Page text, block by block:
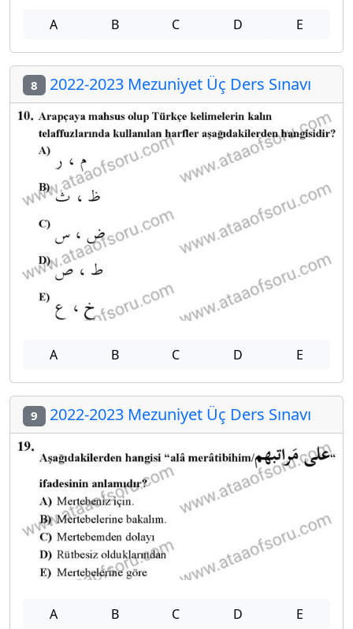
A B C D E
8 2022-2023 Mezuniyet Üç Ders Sınavı
A B C D E
9 2022-2023 Mezuniyet Üç Ders Sınavı
A B C D E